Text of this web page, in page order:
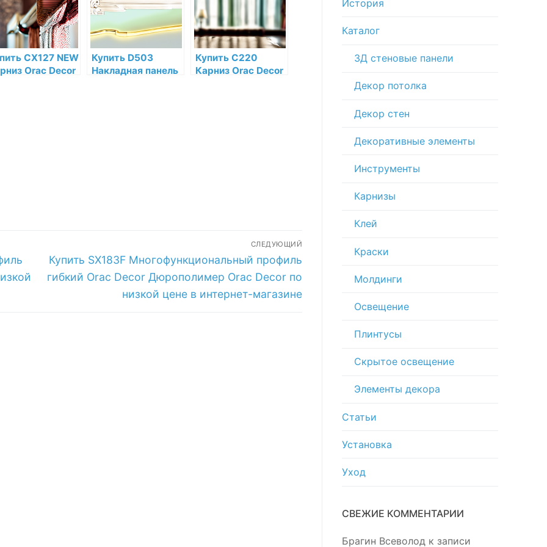
магазине
CX127 NEW
Orac Decor
Купить D503
Накладная панель
Купить C220
Карниз Orac Decor
СЛЕДУЮЩИЙ
Следующая
запись:
Купить SX183F Многофункциональный профиль
гибкий Orac Decor Дюрополимер Orac Decor по
низкой цене в интернет-магазине
История
Каталог
3Д стеновые панели
Декор потолка
Декор стен
Декоративные элементы
Инструменты
Карнизы
Клей
Краски
Молдинги
Освещение
Плинтусы
Скрытое освещение
Элементы декора
Статьи
Установка
Уход
СВЕЖИЕ КОММЕНТАРИИ
Брагин Всеволод к записи